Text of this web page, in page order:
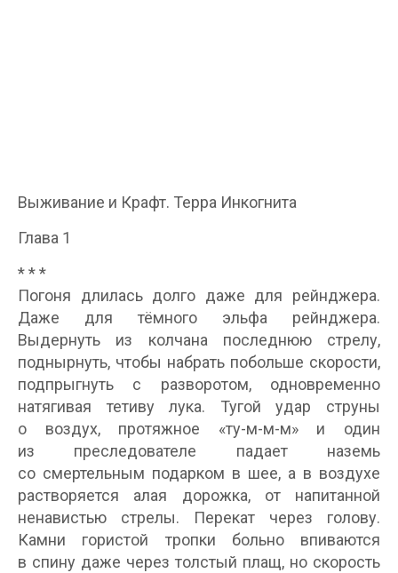
Выживание и Крафт. Терра Инкогнита
Глава 1
* * *
Погоня длилась долго даже для рейнджера.
Даже для тёмного эльфа рейнджера.
Выдернуть из колчана последнюю стрелу,
поднырнуть, чтобы набрать побольше скорости,
подпрыгнуть с разворотом, одновременно
натягивая тетиву лука. Тугой удар струны
о воздух, протяжное «ту-м-м-м» и один
из преследователе падает наземь
со смертельным подарком в шее, а в воздухе
растворяется алая дорожка, от напитанной
ненавистью стрелы. Перекат через голову.
Камни гористой тропки больно впиваются
в спину даже через толстый плащ, но скорость